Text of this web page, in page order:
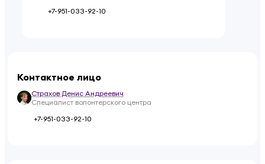
+7-951-033-92-10
Контактное лицо
Страхов Денис Андреевич
Специалист волонтерского центра
+7-951-033-92-10